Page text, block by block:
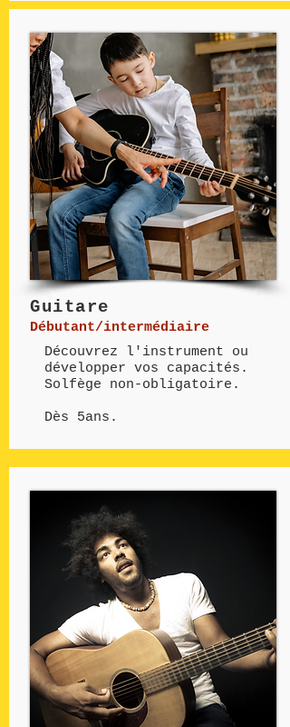
Guitare
Débutant/intermédiaire
Découvrez l'instrument ou
développer vos capacités.
Solfège non-obligatoire.
Dès 5ans.